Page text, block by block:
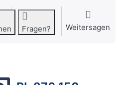
Fragen? Weitersagen